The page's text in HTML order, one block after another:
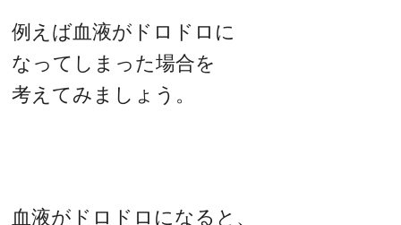
例えば血液がドロドロに
なってしまった場合を
考えてみましょう。
血液がドロドロになると、